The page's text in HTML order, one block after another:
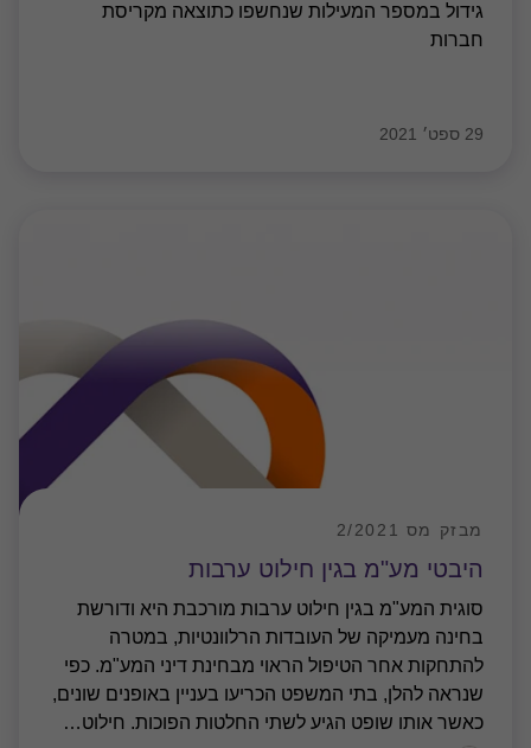
גידול במספר המעילות שנחשפו כתוצאה מקריסת
חברות
29 ספט׳ 2021
היבטי מע"מ בגין חילוט ערבות
מבזק מס 2/2021
סוגית המע"מ בגין חילוט ערבות מורכבת היא ודורשת
בחינה מעמיקה של העובדות הרלוונטיות, במטרה
להתחקות אחר הטיפול הראוי מבחינת דיני המע"מ. כפי
שנראה להלן, בתי המשפט הכריעו בעניין באופנים שונים,
כאשר אותו שופט הגיע לשתי החלטות הפוכות. חילוט…